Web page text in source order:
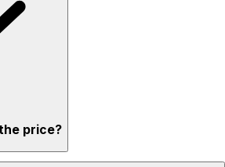
price?